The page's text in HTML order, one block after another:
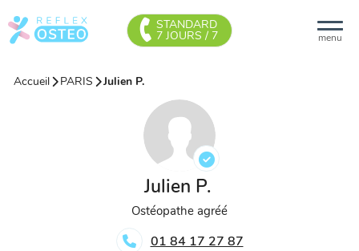
menu
STANDARD
7 JOURS / 7
Accueil PARIS Julien P.
Julien P.
Ostéopathe agréé
01 84 17 27 87